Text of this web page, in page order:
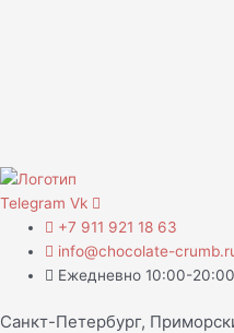
Telegram Vk
+7 911 921 18 63
info@chocolate-
Ежедневно 10:00-20:00
Санкт-Петербург,